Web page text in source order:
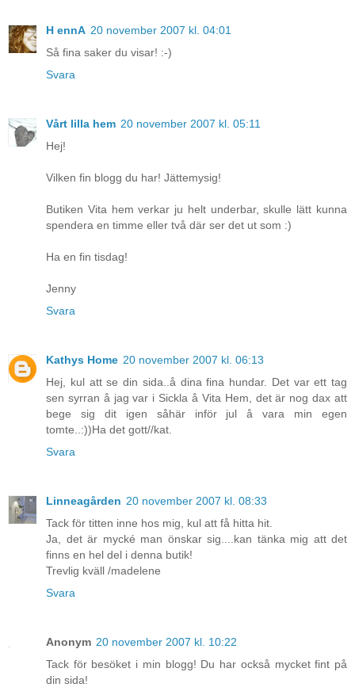
H ennA 20 november 2007 kl. 04:01
Så fina saker du visar! :-)
Svara
Vårt lilla hem 20 november 2007 kl. 05:11
Hej!
Vilken fin blogg du har! Jättemysig!
Butiken Vita hem verkar ju helt underbar, skulle lätt kunna
spendera en timme eller två där ser det ut som :)
Ha en fin tisdag!
Jenny
Svara
Kathys Home 20 november 2007 kl. 06:13
Hej, kul att se din sida..å dina fina hundar. Det var ett tag
sen syrran å jag var i Sickla å Vita Hem, det är nog dax att
bege sig dit igen såhär inför jul å vara min egen
tomte..:))Ha det gott//kat.
Svara
Linneagården 20 november 2007 kl. 08:33
Tack för titten inne hos mig, kul att få hitta hit.
Ja, det är mycké man önskar sig....kan tänka mig att det
finns en hel del i denna butik!
Trevlig kväll /madelene
Svara
Anonym 20 november 2007 kl. 10:22
Tack för besöket i min blogg! Du har också mycket fint på
din sida!